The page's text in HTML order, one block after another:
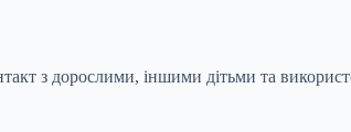
з дорослими, іншими дітьми та